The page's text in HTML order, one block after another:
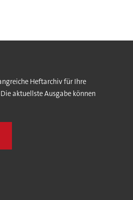
Heftarchiv für Ihre
aktuellste Ausgabe können